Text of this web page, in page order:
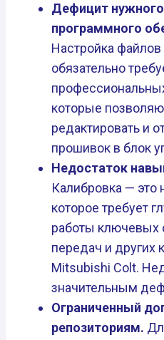
Дефицит
программного
Настройка
обязательно
которые
редактировать и
прошивок в блок
Недостаток
Калибровка — это
которое требует
работы ключевых
передач и других
Mitsubishi Colt.
значительным
Ограниченный
репозиториям.